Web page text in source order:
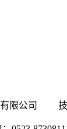
品有限公司